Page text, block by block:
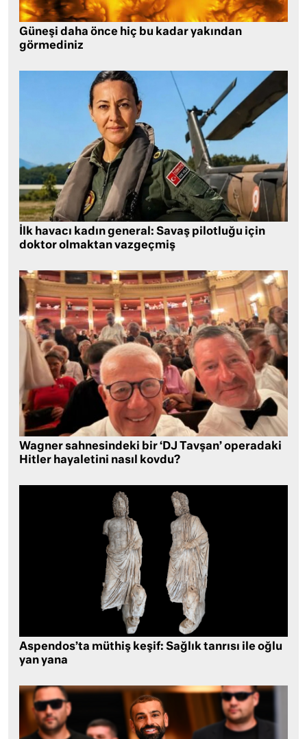
Güneşi daha önce hiç bu kadar yakından
görmediniz
İlk havacı kadın general: Savaş pilotluğu için
doktor olmaktan vazgeçmiş
Wagner sahnesindeki bir ‘DJ Tavşan’ operadaki
Hitler hayaletini nasıl kovdu?
Aspendos’ta müthiş keşif: Sağlık tanrısı ile oğlu
yan yana